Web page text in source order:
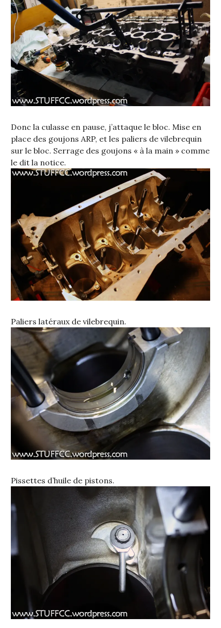
Donc la culasse en pause, j’attaque le bloc. Mise en
place des goujons ARP, et les paliers de vilebrequin
sur le bloc. Serrage des goujons « à la main » comme
le dit la notice.
Paliers latéraux de vilebrequin.
Pissettes d’huile de pistons.